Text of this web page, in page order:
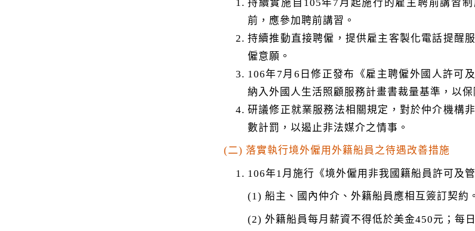
持續實施自105年7月起施行的雇主聘前講習
前，應參加聘前講習。
持續推動直接聘僱，提供雇主客製化電話提醒
僱意願。
106年7月6日修正發布《雇主聘僱外國人許可
納入外國人生活照顧服務計畫書裁量基準，以保
研議修正就業服務法相關規定，對於仲介機構
數計罰，以遏止非法媒介之情事。
(二) 落實執行境外僱用外籍船員之待遇改善措施
106年1月施行《境外僱用非我國籍船員許可及
(1) 船主、國內仲介、外籍船員應相互簽訂契約。
(2) 外籍船員每月薪資不得低於美金450元；每